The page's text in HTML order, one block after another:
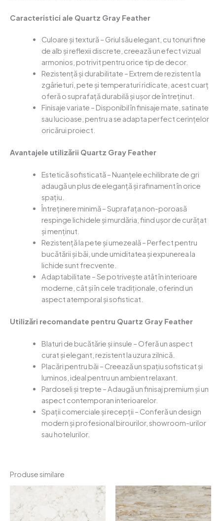
Caracteristici ale Quartz Gray Feather
Culoare și textură – Griul său elegant, cu tonuri fine
de alb și reflexii discrete, creează un efect vizual
armonios, potrivit pentru orice tip de decor.
Rezistență și durabilitate – Extrem de rezistent la
zgârieturi, pete și temperaturi ridicate, acest cuarț
oferă o suprafață durabilă și ușor de întreținut.
Finisaje variate – Disponibil în finisaje mate, satinate
sau lucioase, pentru a se adapta perfect cerințelor
oricărui proiect.
Avantajele utilizării Quartz Gray Feather
Estetică sofisticată – Nuanțele echilibrate de gri
adaugă un plus de eleganță și rafinament în orice
spațiu.
Întreținere minimă – Suprafața non-poroasă
respinge lichidele și murdăria, fiind ușor de curățat
și menținut.
Rezistență la pete și umezeală – Perfect pentru
bucătării și băi, unde umiditatea și expunerea la
lichide sunt frecvente.
Adaptabilitate – Se potrivește atât în interioare
moderne, cât și în cele tradiționale, oferind un
aspect atemporal și sofisticat.
Utilizări recomandate pentru Quartz Gray Feather
Blaturi de bucătărie și insule – Oferă un aspect
curat și elegant, rezistent la uzura zilnică.
Placări pentru băi – Creează un spațiu sofisticat și
luminos, ideal pentru un ambient relaxant.
Pardoseli și trepte – Adaugă un finisaj premium și un
aspect contemporan interioarelor.
Spații comerciale și recepții – Conferă un design
modern și profesional birourilor, showroom-urilor
sau hotelurilor.
Produse similare